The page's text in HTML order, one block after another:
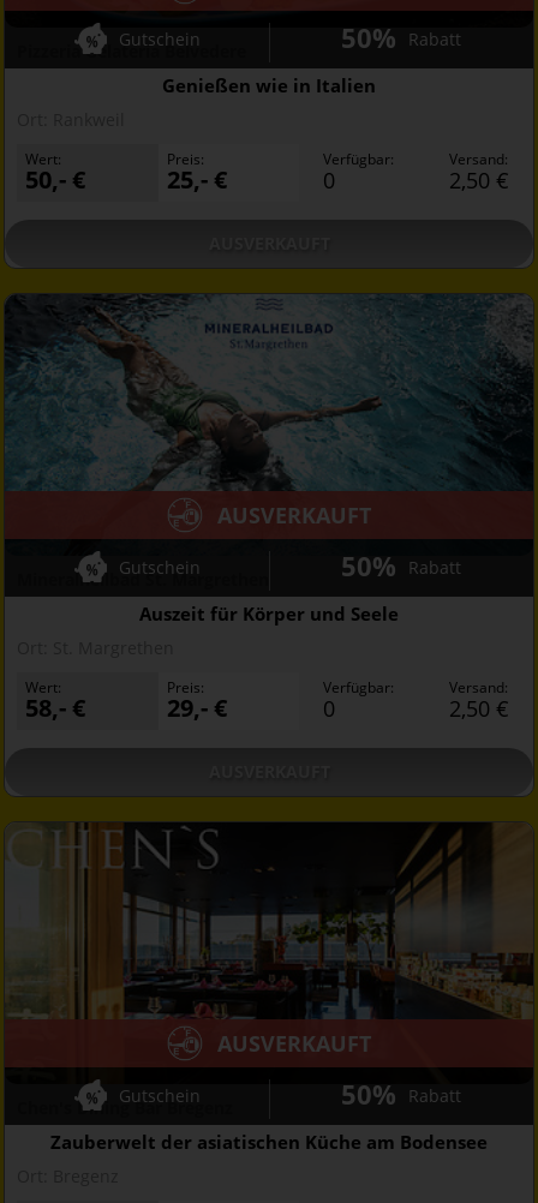
Pizzeria Gelateria Belvedere
Genießen wie in Italien
Gutschein 50% Rabatt
Wert:
50,- €
Preis:
25,- €
Verfügbar:
0
Versand:
2,50 €
Mineralheilbad St. Margrethen
Auszeit für Körper und Seele
AUSVERKAUFT
Gutschein 50% Rabatt
Wert:
58,- €
Preis:
29,- €
Verfügbar:
0
Versand:
2,50 €
Chen's Dining Bar Bregenz
Zauberwelt der asiatischen Küche am Bodensee
AUSVERKAUFT
Gutschein 50% Rabatt